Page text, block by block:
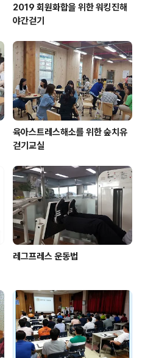
2019 회원화합을 위한 워킹진해
야간걷기
육아스트레스해소를 위한 숲치유
걷기교실
레그프레스 운동법